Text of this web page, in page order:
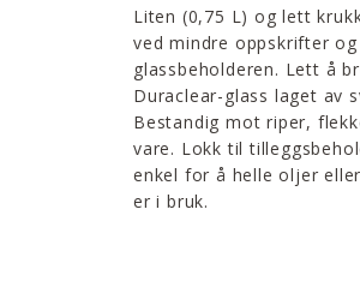
Liten (0,75 L) og lett
ved mindre oppskrifter
glassbeholderen. Lett å
Duraclear-glass laget av
Bestandig mot riper,
vare. Lokk til
enkel for å helle oljer
er i bruk.